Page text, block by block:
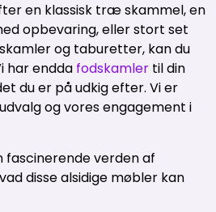
en klassisk træ skammel, en
opbevaring, eller stort set
og taburetter, kan du
har endda fodskamler til din
du er på udkig efter. Vi er
og vores engagement i
fascinerende verden af
disse alsidige møbler kan